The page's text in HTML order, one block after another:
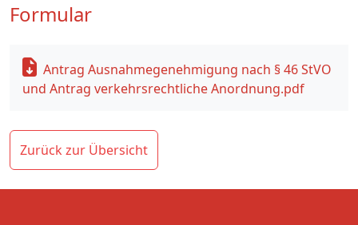
Formular
Antrag Ausnahmegenehmigung nach § 46 StVO
und Antrag verkehrsrechtliche Anordnung.pdf
Zurück zur Übersicht